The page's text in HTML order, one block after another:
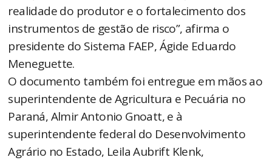
realidade do produtor e o fortalecimento dos
instrumentos de gestão de risco”, afirma o
presidente do Sistema FAEP, Ágide Eduardo
Meneguette.
O documento também foi entregue em mãos ao
superintendente de Agricultura e Pecuária no
Paraná, Almir Antonio Gnoatt, e à
superintendente federal do Desenvolvimento
Agrário no Estado, Leila Aubrift Klenk,